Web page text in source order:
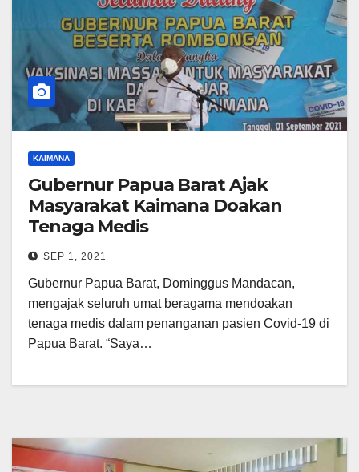
KAIMANA
Gubernur Papua Barat Ajak
Masyarakat Kaimana Doakan
Tenaga Medis
SEP 1, 2021
Gubernur Papua Barat, Dominggus Mandacan,
mengajak seluruh umat beragama mendoakan
tenaga medis dalam penanganan pasien Covid-19 di
Papua Barat. “Saya…